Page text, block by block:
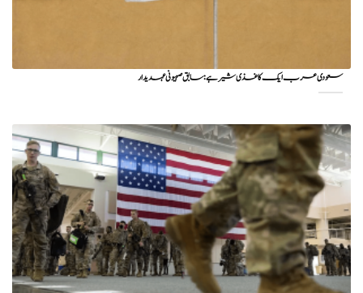
سعودی عرب ایک کاغذی شیر ہے: سابق صہیونی عہدیدار